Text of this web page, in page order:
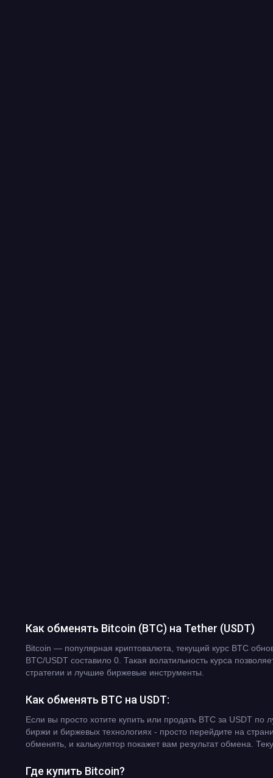
Как обменять Bitcoin (BTC) на Tether (USDT)
Bitcoin — популярная криптовалюта, текущий курс BTC
BTC/USDT составило 0. Такая волатильность курса
стратегии и лучшие биржевые инструменты.
Как обменять BTC на USDT:
Если вы просто хотите купить или продать BTC за USDT
биржи и биржевых технологиях - просто перейдите на
обменять, и калькулятор покажет вам результат обмена.
Где купить Bitcoin?